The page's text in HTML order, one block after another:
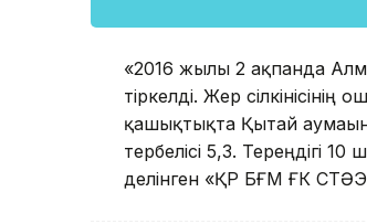
«2016 жылғы 2 ақпанда
тіркелді. Жер
қашықтықта Қытай
тербелісі 5,3. Тереңдігі
делінген «ҚР БҒМ ҒК